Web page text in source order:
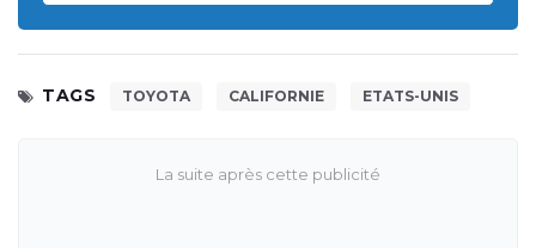
TAGS TOYOTA CALIFORNIE ETATS-UNIS